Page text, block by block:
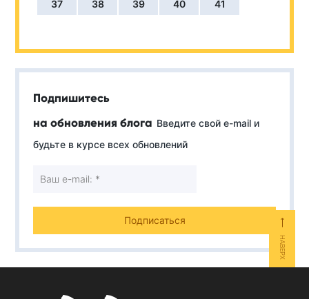
37
38 39 40 41
Подпишитесь
на обновления блога Введите свой e-mail и
будьте в курсе всех обновлений
⟵
НАВЕРХ